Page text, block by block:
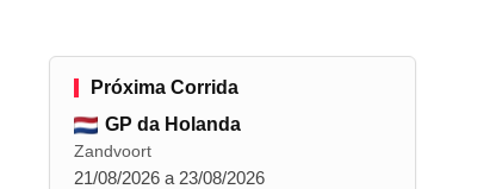
Próxima Corrida
GP da Holanda
Zandvoort
21/08/2026 a 23/08/2026